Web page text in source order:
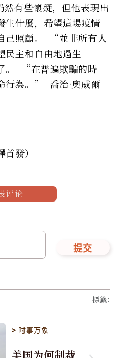
有些懷疑，但他表現出
生什麼，希望這場疫情
己照顧。 -“並非所有人
民主和自由地過生
。 -“在普遍欺騙的時
行為。” -喬治·奧威爾
發）
评论
提交
標籤:
> 时事万象
美国为何制裁